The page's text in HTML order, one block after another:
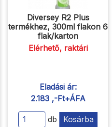
Diversey R2 Plus
termékhez, 300ml flakon 6
flak/karton
Elérhető, raktári
Eladási ár:
2.183 ,-Ft+ÁFA
db Kosárba